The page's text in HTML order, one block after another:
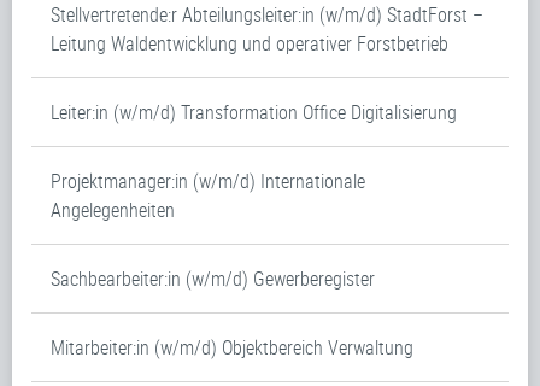
Stellvertretende:r Abteilungsleiter:in (w/m/d) StadtForst –
Leitung Waldentwicklung und operativer Forstbetrieb
Leiter:in (w/m/d) Transformation Office Digitalisierung
Projektmanager:in (w/m/d) Internationale
Angelegenheiten
Sachbearbeiter:in (w/m/d) Gewerberegister
Mitarbeiter:in (w/m/d) Objektbereich Verwaltung